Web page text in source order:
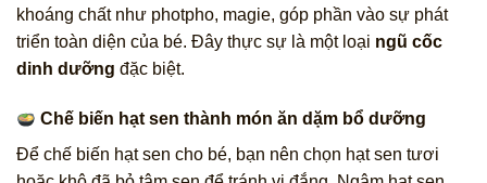
khoáng chất như photpho, magie, góp phần vào sự phát
triển toàn diện của bé. Đây thực sự là một loại ngũ cốc
dinh dưỡng đặc biệt.
Chế biến hạt sen thành món ăn dặm bổ dưỡng
Để chế biến hạt sen cho bé, bạn nên chọn hạt sen tươi